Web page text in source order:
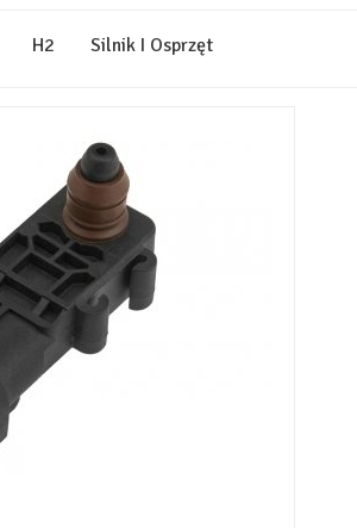
H2 Silnik I Osprzęt